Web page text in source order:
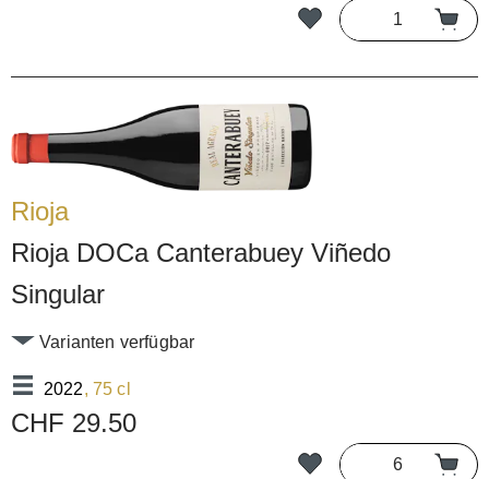
Rioja
Rioja DOCa Canterabuey Viñedo
Singular
2022, 75 cl
Varianten verfügbar
CHF 29.50